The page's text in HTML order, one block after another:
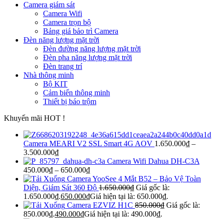
Camera giám sát
Camera Wifi
Camera trọn bộ
Bảng giá bảo trì Camera
Đèn năng lượng mặt trời
Đèn đường năng lượng mặt trời
Đèn pha năng lượng mặt trời
Đèn trang trí
Nhà thông minh
Bộ KIT
Cảm biến thông minh
Thiết bị báo trộm
Khuyến mãi HOT !
Camera MEARI V2 SSL Smart 4G AOV 1.650.000₫ –
3.500.000₫
Camera Wifi Dahua DH-C3A
450.000₫ – 650.000₫
Camera YooSee 4 Mắt B52 – Bảo Vệ Toàn
Diện, Giám Sát 360 Độ 1.650.000₫ Giá gốc là:
1.650.000₫.650.000₫Giá hiện tại là: 650.000₫.
Camera EZVIZ H1C 850.000₫ Giá gốc là:
850.000₫.490.000₫Giá hiện tại là: 490.000₫.